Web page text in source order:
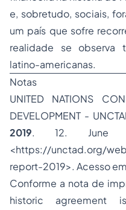
e, sobretudo, sociais,
um país que sofre
realidade se observa
latino-americanas.
Notas
UNITED NATIONS
DEVELOPMENT -
2019. 12. June
<https://unctad.org/
report-2019>. Acesso
Conforme a nota de
historic agreement